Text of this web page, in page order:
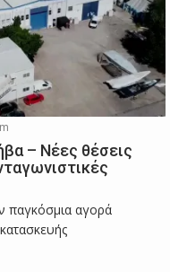
– Νέες θέσεις
παγκόσμια αγορά